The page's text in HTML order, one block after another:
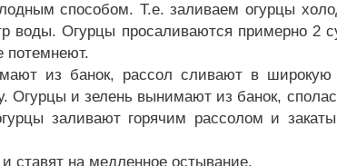
способом. Т.е. заливаем огурцы
воды. Огурцы просаливаются примерно 2
потемнеют.
из банок, рассол сливают в
Огурцы и зелень вынимают из банок,
заливают горячим рассолом и
ставят на медленное остывание.